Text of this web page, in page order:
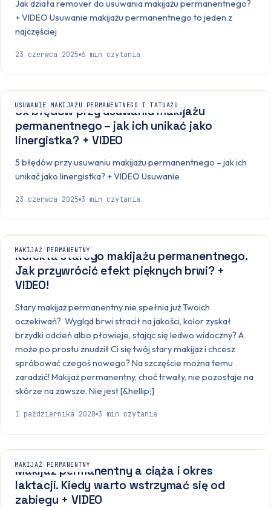
Jak działa remover do usuwania makijażu permanentnego?
+ VIDEO Usuwanie makijażu permanentnego to jeden z
najczęściej
23 czerwca 2025 6 min czytania
USUWANIE MAKIJAŻU PERMANENTNEGO I TATUAŻU
5x błędów przy usuwaniu makijażu
permanentnego – jak ich unikać jako
linergistka? + VIDEO
5 błędów przy usuwaniu makijażu permanentnego – jak ich
unikać jako linergistka? + VIDEO Usuwanie
23 czerwca 2025 3 min czytania
MAKIJAŻ PERMANENTNY
Korekta starego makijażu permanentnego.
Jak przywrócić efekt pięknych brwi? +
VIDEO!
Stary makijaż permanentny nie spełnia już Twoich
oczekiwań? Wygląd brwi stracił na jakości, kolor zyskał
brzydki odcień albo płowieje, stając się ledwo widoczny? A
może po prostu znudził Ci się twój stary makijaż i chcesz
spróbować czegoś nowego? Na szczęście można temu
zaradzić! Makijaż permanentny, choć trwały, nie pozostaje na
skórze na zawsze. Nie jest [&hellip;]
1 października 2020 3 min czytania
MAKIJAŻ PERMANENTNY
Makijaż permanentny a ciąża i okres
laktacji. Kiedy warto wstrzymać się od
zabiegu + VIDEO